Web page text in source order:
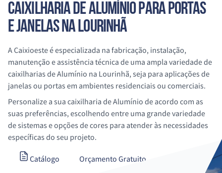
CAIXILHARIA DEALUMÍNIOPARA PORTAS
E JANELASNA LOURINHÃ
A Caixioeste é especializada na fabricação, instalação,
manutenção e assistência técnica de uma ampla variedade de
caixilharias deAlumínio na Lourinhã, seja para aplicações de
janelas ou portas em ambientes residenciais ou comerciais.
Personalize a sua caixilharia deAlumínio de acordo com as
suas preferências, escolhendo entre uma grande variedade
de sistemas e opções de cores para atender às necessidades
específicas do seu projeto.
Catálogo Orçamento Gratuito